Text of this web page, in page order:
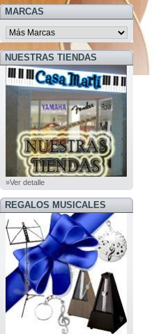
MARCAS
NUESTRAS TIENDAS
»Ver detalle
REGALOS MUSICALES